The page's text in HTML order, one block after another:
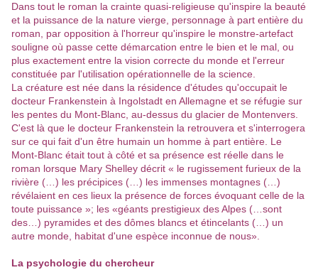
Dans tout le roman la crainte quasi-religieuse qu'inspire la beauté
et la puissance de la nature vierge, personnage à part entière du
roman, par opposition à l'horreur qu'inspire le monstre-artefact
souligne où passe cette démarcation entre le bien et le mal, ou
plus exactement entre la vision correcte du monde et l'erreur
constituée par l'utilisation opérationnelle de la science.
La créature est née dans la résidence d'études qu'occupait le
docteur Frankenstein à Ingolstadt en Allemagne et se réfugie sur
les pentes du Mont-Blanc, au-dessus du glacier de Montenvers.
C'est là que le docteur Frankenstein la retrouvera et s'interrogera
sur ce qui fait d'un être humain un homme à part entière. Le
Mont-Blanc était tout à côté et sa présence est réelle dans le
roman lorsque Mary Shelley décrit « le rugissement furieux de la
rivière (…) les précipices (…) les immenses montagnes (…)
révélaient en ces lieux la présence de forces évoquant celle de la
toute puissance »; les «géants prestigieux des Alpes (…sont
des…) pyramides et des dômes blancs et étincelants (…) un
autre monde, habitat d'une espèce inconnue de nous».
La psychologie du chercheur